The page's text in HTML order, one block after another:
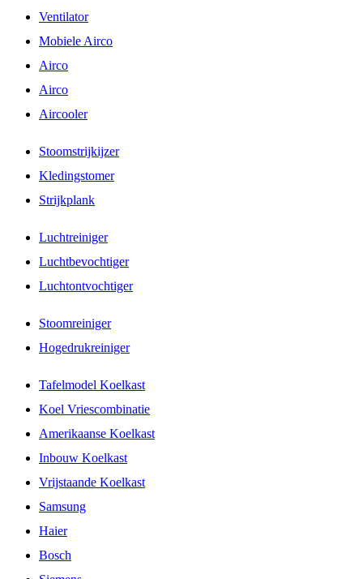
Ventilator
Mobiele Airco
Airco
Airco
Aircooler
Stoomstrijkijzer
Kledingstomer
Strijkplank
Luchtreiniger
Luchtbevochtiger
Luchtontvochtiger
Stoomreiniger
Hogedrukreiniger
Tafelmodel Koelkast
Koel Vriescombinatie
Amerikaanse Koelkast
Inbouw Koelkast
Vrijstaande Koelkast
Samsung
Haier
Bosch